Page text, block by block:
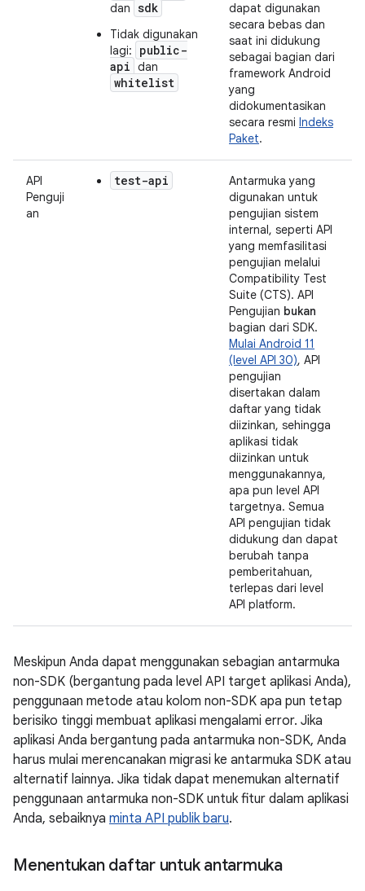
dan sdk
Tidak digunakan
lagi:
public-
api dan
whitelist
dapat digunakan
secara bebas dan
saat ini didukung
sebagai bagian dari
framework Android
yang
didokumentasikan
secara resmi Indeks
Paket.
API
Penguji
an
test-api
Antarmuka yang
digunakan untuk
pengujian sistem
internal, seperti API
yang memfasilitasi
pengujian melalui
Compatibility Test
Suite (CTS). API
Pengujian bukan
bagian dari SDK.
Mulai Android 11
(level API 30), API
pengujian
disertakan dalam
daftar yang tidak
diizinkan, sehingga
aplikasi tidak
diizinkan untuk
menggunakannya,
apa pun level API
targetnya. Semua
API pengujian tidak
didukung dan dapat
berubah tanpa
pemberitahuan,
terlepas dari level
API platform.
Meskipun Anda dapat menggunakan sebagian antarmuka
non-SDK (bergantung pada level API target aplikasi Anda),
penggunaan metode atau kolom non-SDK apa pun tetap
berisiko tinggi membuat aplikasi mengalami error. Jika
aplikasi Anda bergantung pada antarmuka non-SDK, Anda
harus mulai merencanakan migrasi ke antarmuka SDK atau
alternatif lainnya. Jika tidak dapat menemukan alternatif
penggunaan antarmuka non-SDK untuk fitur dalam aplikasi
Anda, sebaiknya minta API publik baru.
Menentukan daftar untuk antarmuka